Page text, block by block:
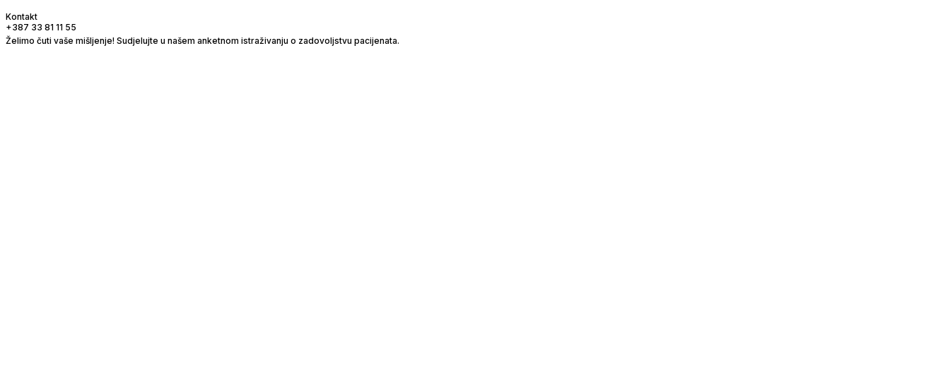
Preskoči do sadržaja
Kontakt
+387 33 81 11 55
Želimo čuti vaše mišljenje! Sudjelujte u našem anketnom istraživanju o zadovoljstvu pacijenata.